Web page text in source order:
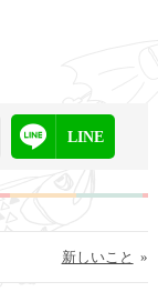
LINE
»
新しいこと